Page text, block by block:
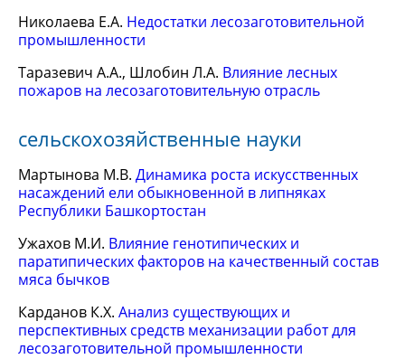
Николаева Е.А. Недостатки лесозаготовительной
промышленности
Таразевич А.А., Шлобин Л.А. Влияние лесных
пожаров на лесозаготовительную отрасль
сельскохозяйственные науки
Мартынова М.В. Динамика роста искусственных
насаждений ели обыкновенной в липняках
Республики Башкортостан
Ужахов М.И. Влияние генотипических и
паратипических факторов на качественный состав
мяса бычков
Карданов К.Х. Анализ существующих и
перспективных средств механизации работ для
лесозаготовительной промышленности